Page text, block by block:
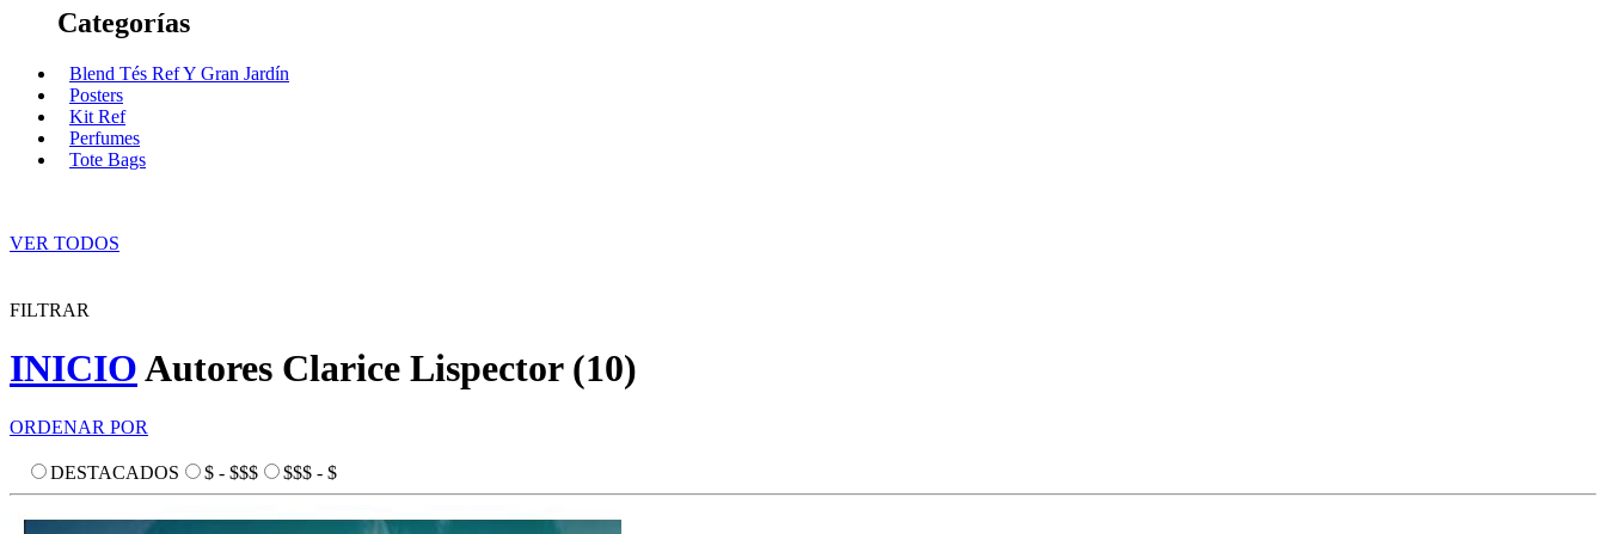
Categorías
Blend Tés Ref Y Gran Jardín
Posters
Kit Ref
Perfumes
Tote Bags
VER TODOS
FILTRAR
INICIOAutores Clarice Lispector(10)
ORDENAR POR
DESTACADOS $ - $$$ $$$ - $